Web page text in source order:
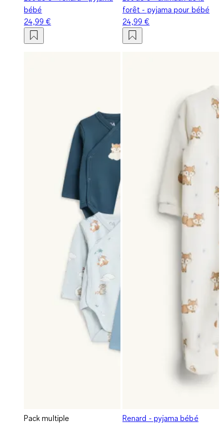
bébé
24,99 €
forêt - pyjama pour bébé
24,99 €
Pack multiple
Renard - pyjama bébé